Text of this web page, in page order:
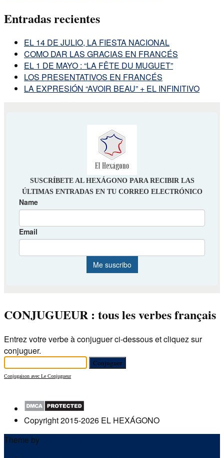
Entradas recientes
EL 14 DE JULIO, LA FIESTA NACIONAL
COMO DAR LAS GRACIAS EN FRANCÉS
EL 1 DE MAYO : “LA FÊTE DU MUGUET”
LOS PRESENTATIVOS EN FRANCÉS
LA EXPRESIÓN “AVOIR BEAU” + EL INFINITIVO
CONJUGUEUR : tous les verbes français
Entrez votre verbe à conjuguer ci-dessous et cliquez sur
conjuguer.
Conjugaison avec Le Conjugueur
Copyright 2015-2026 EL HEXÁGONO
Theme by